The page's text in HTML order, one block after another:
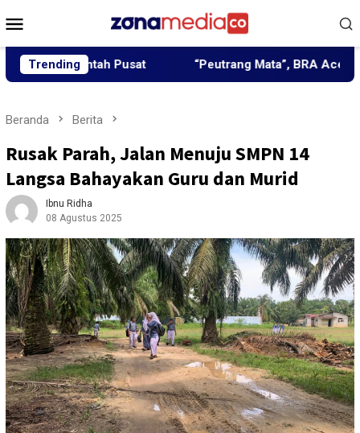
ke
Mobile
Trending
Pusat “Peutrang Mata”, BRA Aceh Utara
Beranda Berita
Rusak Parah, Jalan Menuju SMPN 14
Langsa Bahayakan Guru dan Murid
Ibnu Ridha
08 Agustus 2025